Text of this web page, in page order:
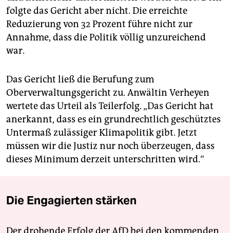
folgte das Gericht aber nicht. Die erreichte
Reduzierung von 32 Prozent führe nicht zur
Annahme, dass die Politik völlig unzureichend
war.
Das Gericht ließ die Berufung zum
Oberverwaltungsgericht zu. Anwältin Verheyen
wertete das Urteil als Teilerfolg. „Das Gericht hat
anerkannt, dass es ein grundrechtlich geschütztes
Untermaß zulässiger Klimapolitik gibt. Jetzt
müssen wir die Justiz nur noch überzeugen, dass
dieses Minimum derzeit unterschritten wird.“
Die Engagierten stärken